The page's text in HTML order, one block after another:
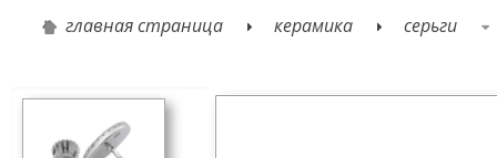
главная страница керамика серьги